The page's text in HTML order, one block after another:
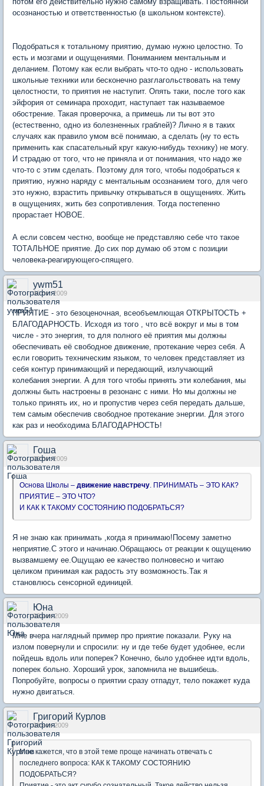
осознаностью и ответственностью (в школьном контексте).
Подобраться к тотальному приятию, думаю нужно целостно. То
есть и мозгами и ощущениями. Пониманием ментальным и
деланием. Потому как если выбрать что-то одно - использовать
школьные техники или бесконечно разглагольствовать на тему
целостности, то приятия не наступит. Опять таки, после того как
эйфория от семинара проходит, наступает так называемое
обострение. Такая проверочка, а примешь ли ты вот это
(естественно, одно из болезненных граблей)? Лично я в таких
случаях как правило умом всё понимаю, а сделать (ну то есть
применить как спасательный круг какую-нибудь технику) не могу.
И страдаю от того, что не приняла и от понимания, что надо же
что-то с этим сделать. Поэтому для того, чтобы подобраться к
приятию, нужно наряду с ментальным осознанием того, для чего
это нужно, взрастить привычку открываться в ощущениях. Жить
в ощущениях, жить без сопротивления. Тогда постепенно
прорастает НОВОЕ.
А если совсем честно, вообще не представляю себе что такое
ТОТАЛЬНОЕ приятие. До сих пор думаю об этом с позиции
человека-реагирующего-спящего.
ywm51
30 окт 2009
ПРИЯТИЕ - это безоценочная, всеобъемлющая ОТКРЫТОСТЬ +
БЛАГОДАРНОСТЬ. Исходя из того , что всё вокруг и мы в том
числе - это энергия, то для полного её приятия мы должны
обеспечивать её свободное движение, протекание через себя. А
если говорить техническим языком, то человек представляет из
себя контур принимающий и передающий, излучающий
колебания энергии. А для того чтобы принять эти колебания, мы
должны быть настроены в резонанс с ними. Но мы должны не
только принять их, но и пропустив через себя передать дальше,
тем самым обеспечив свободное протекание энергии. Для этого
как раз и необходима БЛАГОДАРНОСТЬ!
Гоша
30 окт 2009
Основа Школы – движение навстречу. ПРИНИМАТЬ – ЭТО КАК?
ПРИЯТИЕ – ЭТО ЧТО?
И КАК К ТАКОМУ СОСТОЯНИЮ ПОДОБРАТЬСЯ?
Я не знаю как принимать ,когда я принимаю!Посему заметно
неприятие.С этого и начинаю.Обращаюсь от реакции к ощущению
вызвамшему ее.Ощущаю ее качество полновесно и читаю
целиком принимая как радость эту возможность.Так я
становлюсь сенсорной единицей.
Юна
02 ноя 2009
Мне вчера наглядный пример про приятие показали. Руку на
излом повернули и спросили: ну и где тебе будет удобнее, если
пойдешь вдоль или поперек? Конечно, было удобнее идти вдоль,
поперек больно. Хороший урок, запомнила не вышибешь.
Попробуйте, вопросы о приятии сразу отпадут, тело покажет куда
нужно двигаться.
Григорий Курлов
03 ноя 2009
Мне кажется, что в этой теме проще начинать отвечать с
последнего вопроса: КАК К ТАКОМУ СОСТОЯНИЮ
ПОДОБРАТЬСЯ?